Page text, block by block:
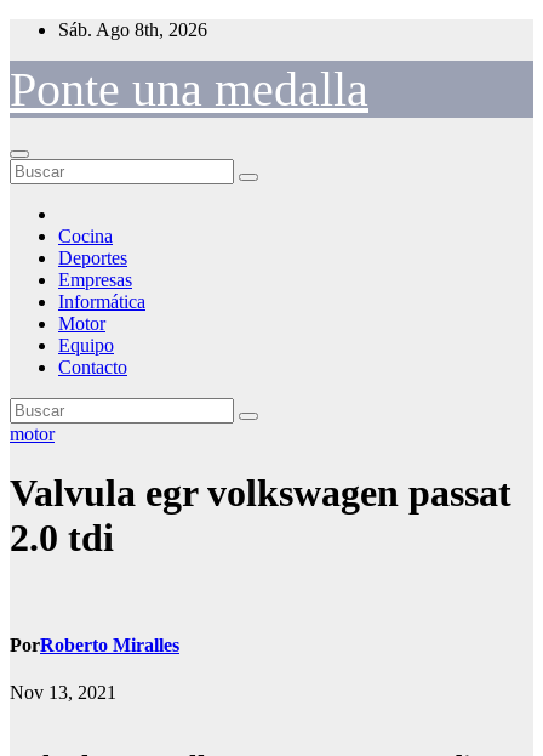
Saltar
contenido
Sáb. Ago 8th, 2026
Ponte una medalla
Cocina
Deportes
Empresas
Informática
Motor
Equipo
Contacto
motor
Valvula egr volkswagen passat
2.0 tdi
PorRoberto Miralles
Nov 13, 2021